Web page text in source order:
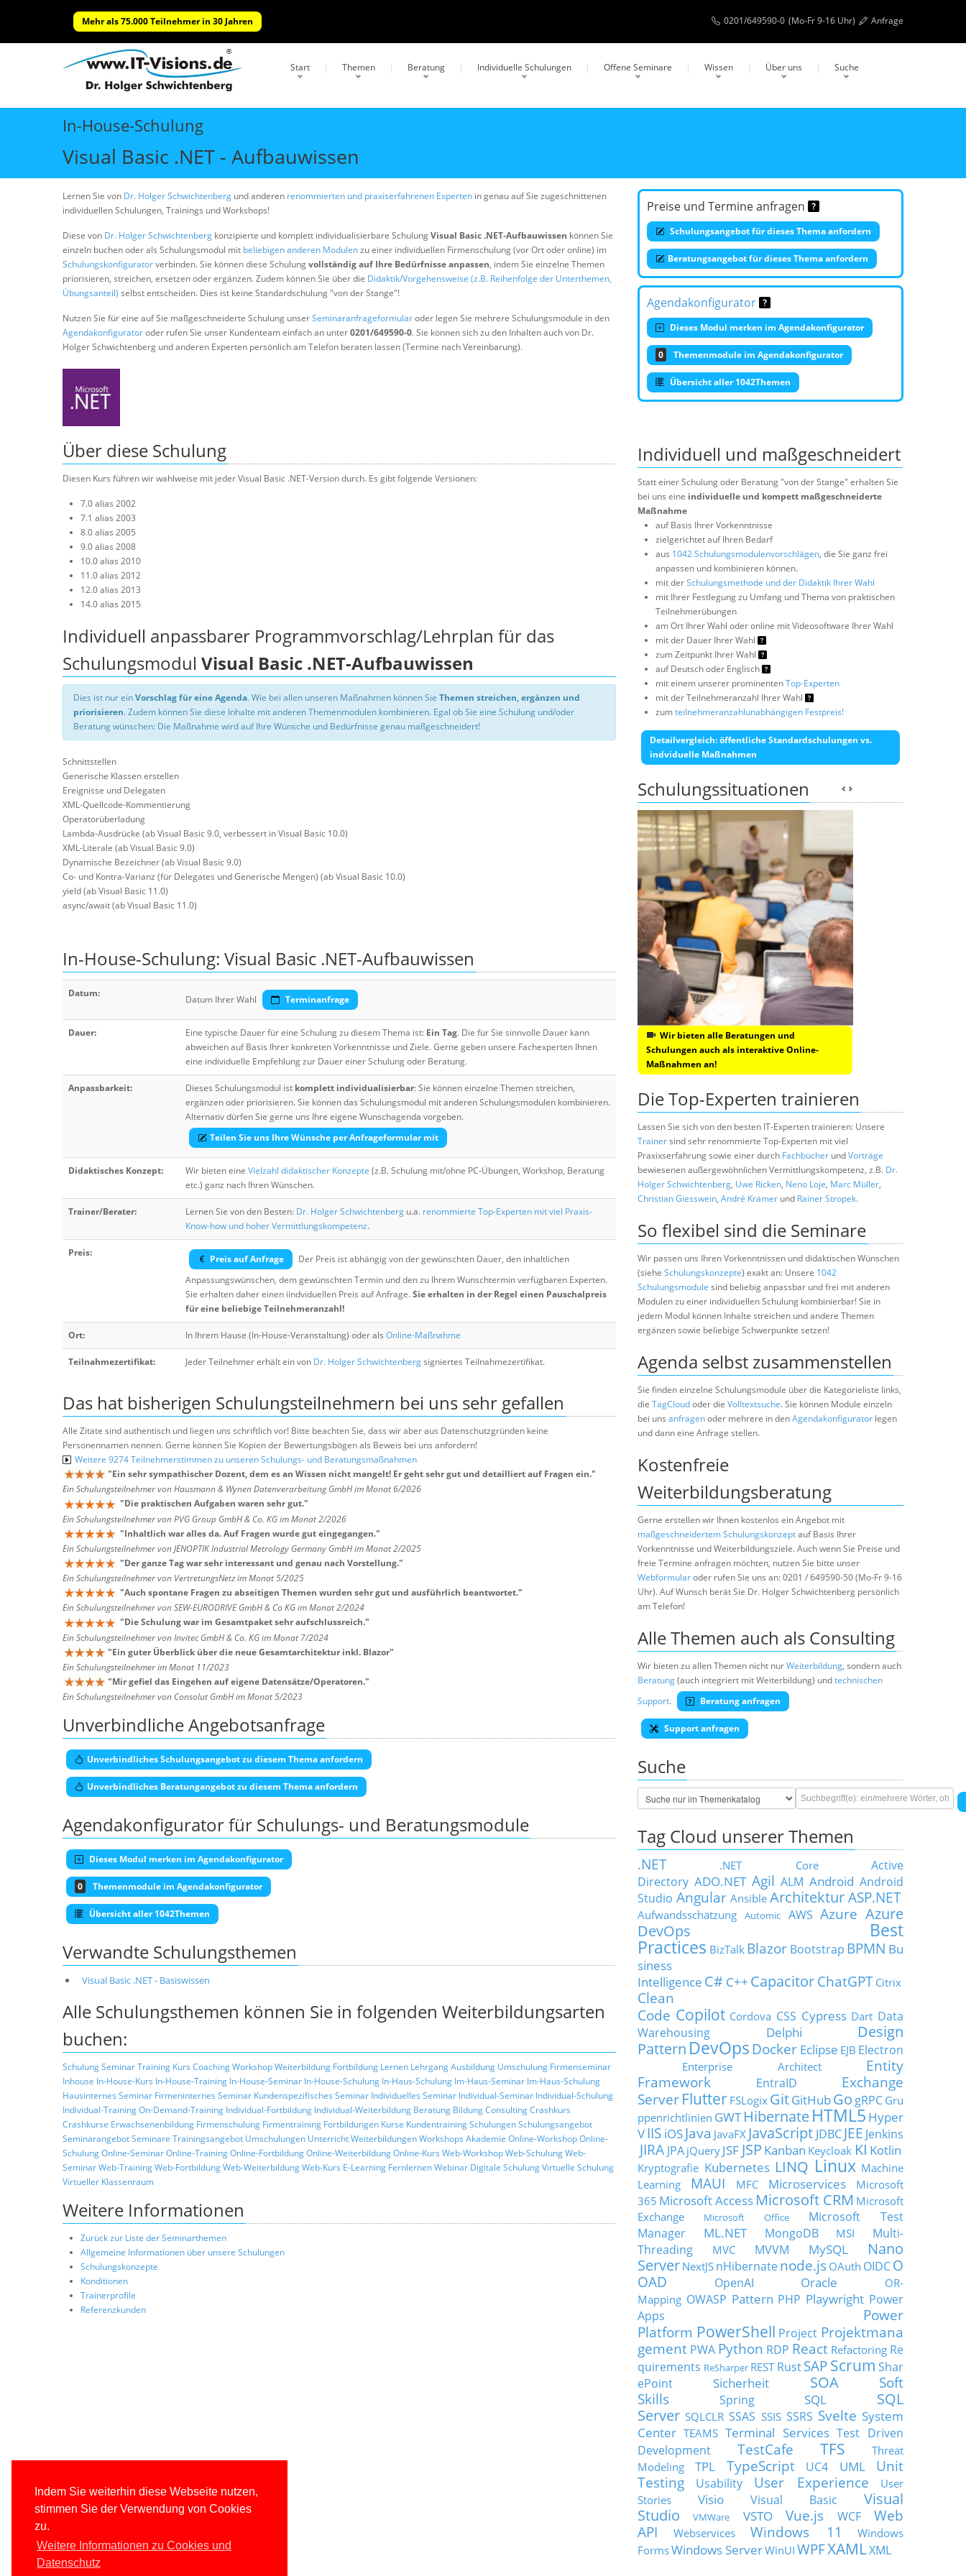
Indem Sie weiterhin diese Webseite nutzen,
stimmen Sie der Verwendung von Cookies
zu.
Weitere Informationen zu Cookies und
Datenschutz
Mehr als 75.000 Teilnehmer in 30 Jahren 0201/649590-0 (Mo-Fr 9-16 Uhr) Anfrage
Start Themen Beratung Individuelle Schulungen Offene Seminare Wissen Über uns Suche
In-House-Schulung
Visual Basic .NET - Aufbauwissen
Lernen Sie von Dr. Holger Schwichtenberg und anderen renommierten und praxiserfahrenen Experten in genau auf Sie zugeschnittenen
individuellen Schulungen, Trainings und Workshops!
Diese von Dr. Holger Schwichtenberg konzipierte und komplett individualisierbare SchulungVisual Basic .NET-Aufbauwissen können Sie
einzeln buchen oder als Schulungsmodul mit beliebigen anderen Modulenzu einer individuellen Firmenschulung (vor Ort oder online) im
Schulungskonfiguratorverbinden. Sie können diese Schulungvollständig auf Ihre Bedürfnisse anpassen, indem Sie einzelne Themen
priorisieren, streichen, ersetzen oder ergänzen. Zudem können Sie über die Didaktik/Vorgehensweise (z.B. Reihenfolge der Unterthemen,
Übungsanteil) selbst entscheiden. Dies ist keine Standardschulung "von der Stange"!
Nutzen Sie für eine auf Sie maßgeschneiderte Schulung unserSeminaranfrageformularoder legen Sie mehrere Schulungsmodule in den
Agendakonfiguratoroder rufen Sie unser Kundenteam einfach an unter0201/649590-0. Sie können sich zu den Inhalten auch von Dr.
Holger Schwichtenberg und anderen Experten persönlich am Telefon beraten lassen (Termine nach Vereinbarung).
Preise und Termine anfragen
Schulungsangebot für dieses Thema anfordern
Beratungsangebot für dieses Thema anfordern
Agendakonfigurator
Dieses Modul merken im Agendakonfigurator
0 Themenmodule im Agendakonfigurator
Übersicht aller 1042Themen
Über diese Schulung
Diesen Kurs führen wir wahlweise mit jeder Visual Basic .NET-Version durch. Es gibt folgende Versionen:
7.0 alias 2002
7.1 alias 2003
8.0 alias 2005
9.0 alias 2008
10.0 alias 2010
11.0 alias 2012
12.0 alias 2013
14.0 alias 2015
Individuell anpassbarer Programmvorschlag/Lehrplan für das
Schulungsmodul Visual Basic .NET-Aufbauwissen
Dies ist nur einVorschlag für eine Agenda. Wie bei allen unseren Maßnahmen können Sie Themen streichen, ergänzen und
priorisieren. Zudem können Sie diese Inhalte mit anderen Themenmodulen kombinieren. Egal ob Sie eine Schulung und/oder
Beratung wünschen: Die Maßnahme wird auf Ihre Wünsche und Bedürfnisse genau maßgeschneidert!
Schnittstellen
Generische Klassen erstellen
Ereignisse und Delegaten
XML-Quellcode-Kommentierung
Operatorüberladung
Lambda-Ausdrücke (ab Visual Basic 9.0, verbessert in Visual Basic 10.0)
XML-Literale (ab Visual Basic 9.0)
Dynamische Bezeichner (ab Visual Basic 9.0)
Co- und Kontra-Varianz (für Delegates und Generische Mengen) (ab Visual Basic 10.0)
yield (ab Visual Basic 11.0)
async/await (ab Visual Basic 11.0)
In-House-Schulung: Visual Basic .NET-Aufbauwissen
Datum:
Datum Ihrer Wahl Terminanfrage
Dauer: Eine typische Dauer für eine Schulung zu diesem Thema ist: Ein Tag. Die für Sie sinnvolle Dauer kann
abweichen auf Basis Ihrer konkreten Vorkenntnisse und Ziele. Gerne geben unsere Fachexperten Ihnen
eine individuelle Empfehlung zur Dauer einer Schulung oder Beratung.
Anpassbarkeit: Dieses Schulungsmodul ist komplett individualisierbar: Sie können einzelne Themen streichen,
ergänzen oder priorisieren. Sie können das Schulungsmodul mit anderen Schulungsmodulen kombinieren.
Alternativ dürfen Sie gerne uns Ihre eigene Wunschagenda vorgeben.
Teilen Sie uns Ihre Wünsche per Anfrageformular mit
Didaktisches Konzept: Wir bieten eine Vielzahl didaktischer Konzepte (z.B. Schulung mit/ohne PC-Übungen, Workshop, Beratung
etc.) ganz nach Ihren Wünschen.
Trainer/Berater: Lernen Sie von den Besten: Dr. Holger Schwichtenberg u.a. renommierte Top-Experten mit viel Praxis-
Know-how und hoher Vermittlungskompetenz.
Preis:
Preis auf Anfrage
Der Preis ist abhängig von der gewünschten Dauer, den inhaltlichen
Anpassungswünschen, dem gewünschten Termin und den zu Ihrem Wunschtermin verfügbaren Experten.
Sie erhalten daher einen iindviduellen Preis auf Anfrage.Sie erhalten in der Regel einen Pauschalpreis
für eine beliebige Teilnehmeranzahl!
Ort: In Ihrem Hause (In-House-Veranstaltung) oder als Online-Maßnahme
Teilnahmezertifikat: Jeder Teilnehmer erhält ein von Dr. Holger Schwichtenbergsigniertes Teilnahmezertifikat.
Das hat bisherigen Schulungsteilnehmern bei uns sehr gefallen
Alle Zitate sind authentisch und liegen uns schriftlich vor! Bitte beachten Sie, dass wir aber aus Datenschutzgründen keine
Personennamen nennen. Gerne können Sie Kopien der Bewertungsbögen als Beweis bei uns anfordern!
Weitere 9274 Teilnehmerstimmen zu unseren Schulungs- und Beratungsmaßnahmen
"Ein sehr sympathischer Dozent, dem es an Wissen nicht mangelt! Er geht sehr gut und detailliert auf Fragen ein."
Ein Schulungsteilnehmer von Hausmann & Wynen Datenverarbeitung GmbH im Monat 6/2026
"Die praktischen Aufgaben waren sehr gut."
Ein Schulungsteilnehmer von PVG Group GmbH & Co. KG im Monat 2/2026
"Inhaltlich war alles da. Auf Fragen wurde gut eingegangen."
Ein Schulungsteilnehmer von JENOPTIK Industrial Metrology Germany GmbH im Monat 2/2025
"Der ganze Tag war sehr interessant und genau nach Vorstellung."
Ein Schulungsteilnehmer von VertretungsNetz im Monat 5/2025
"Auch spontane Fragen zu abseitigen Themen wurden sehr gut und ausführlich beantwortet."
Ein Schulungsteilnehmer von SEW-EURODRIVE GmbH & Co KG im Monat 2/2024
"Die Schulung war im Gesamtpaket sehr aufschlussreich."
Ein Schulungsteilnehmer von Invitec GmbH & Co. KG im Monat 7/2024
"Ein guter Überblick über die neue Gesamtarchitektur inkl. Blazor"
Ein Schulungsteilnehmer im Monat 11/2023
"Mir gefiel das Eingehen auf eigene Datensätze/Operatoren."
Ein Schulungsteilnehmer von Consolut GmbH im Monat 5/2023
Unverbindliche Angebotsanfrage
Unverbindliches Schulungsangebot zu diesem Thema anfordern
Unverbindliches Beratungangebot zu diesem Thema anfordern
Agendakonfigurator für Schulungs- und Beratungsmodule
Dieses Modul merken im Agendakonfigurator
0 Themenmodule im Agendakonfigurator
Übersicht aller 1042Themen
Verwandte Schulungsthemen
Visual Basic .NET - Basiswissen
Alle Schulungsthemen können Sie in folgenden Weiterbildungsarten
buchen:
SchulungSeminarTraining Kurs CoachingWorkshopWeiterbildung Fortbildung Lernen LehrgangAusbildung Umschulung Firmenseminar
Inhouse In-House-Kurs In-House-Training In-House-Seminar In-House-Schulung In-Haus-Schulung Im-Haus-Seminar Im-Haus-Schulung
Hausinternes Seminar Firmeninternes Seminar Kundenspezifisches Seminar Individuelles Seminar Individual-Seminar Individual-Schulung
Individual-TrainingOn-Demand-Training Individual-Fortbildung Individual-Weiterbildung Beratung BildungConsultingCrashkurs
Crashkurse Erwachsenenbildung Firmenschulung Firmentraining Fortbildungen Kurse KundentrainingSchulungenSchulungsangebot
SeminarangebotSeminare Trainingsangebot Umschulungen UnterrichtWeiterbildungenWorkshops Akademie Online-WorkshopOnline-
SchulungOnline-SeminarOnline-TrainingOnline-FortbildungOnline-WeiterbildungOnline-Kurs Web-WorkshopWeb-SchulungWeb-
SeminarWeb-TrainingWeb-FortbildungWeb-WeiterbildungWeb-Kurs E-Learning FernlernenWebinar Digitale SchulungVirtuelle Schulung
Virtueller Klassenraum
Weitere Informationen
Zurück zur Liste der Seminarthemen
Allgemeine Informationen über unsere Schulungen
Schulungskonzepte
Konditionen
Trainerprofile
Referenzkunden
Individuell und maßgeschneidert
Statt einer Schulung oder Beratung "von der Stange" erhalten Sie
bei uns eine individuelle und kompett maßgeschneiderte
Maßnahme
auf Basis Ihrer Vorkenntnisse
zielgerichtet auf Ihren Bedarf
aus 1042 Schulungsmodulenvorschlägen, die Sie ganz frei
anpassen und kombinieren können.
mit derSchulungsmethode und der Didaktik Ihrer Wahl
mit Ihrer Festlegung zu Umfang und Thema von praktischen
Teilnehmerübungen
am Ort Ihrer Wahl oder online mit Videosoftware Ihrer Wahl
mit der Dauer Ihrer Wahl
zum Zeitpunkt Ihrer Wahl
auf Deutsch oder Englisch
mit einem unserer prominentenTop-Experten
mit der Teilnehmeranzahl Ihrer Wahl
zumteilnehmeranzahlunabhängigen Festpreis!
Detailvergleich: öffentliche Standardschulungen vs.
indviduelle Maßnahmen
Schulungssituationen
Wir bieten alle Beratungen und
Schulungen auch als interaktive Online-
Maßnahmen an!
Die Top-Experten trainieren
Lassen Sie sich von den besten IT-Experten trainieren: Unsere
Trainersind sehr renommierte Top-Experten mit viel
Praxixserfahrung sowie einer durch Fachbücher undVorträge
bewiesenen außergewöhnlichen Vermittlungskompetenz, z.B. Dr.
Holger Schwichtenberg, Uwe Ricken, Neno Loje, Marc Müller,
Christian Giesswein, André Krämer und Rainer Stropek.
So flexibel sind die Seminare
Wir passen uns Ihren Vorkenntnissen und didaktischen Wünschen
(siehe Schulungskonzepte) exakt an: Unsere 1042
Schulungsmodule sind beliebig anpassbar und frei mit anderen
Modulen zu einer individuellen Schulung kombinierbar! Sie in
jedem Modul können Inhalte streichen und andere Themen
ergänzen sowie beliebige Schwerpunkte setzen!
Agenda selbst zusammenstellen
Sie finden einzelne Schulungsmodule über die Kategorieliste links,
die TagCloudoder die Volltextsuche. Sie können Module einzeln
bei uns anfragenoder mehrere in denAgendakonfigurator legen
und dann eine Anfrage stellen.
Kostenfreie
Weiterbildungsberatung
Gerne erstellen wir Ihnen kostenlos ein Angebot mit
maßgeschneidertem Schulungskonzeptauf Basis Ihrer
Vorkenntnisse und Weiterbildungsziele. Auch wenn Sie Preise und
freie Termine anfragen möchten, nutzen Sie bitte unser
Webformularoder rufen Sie uns an: 0201 / 649590-50 (Mo-Fr 9-16
Uhr). Auf Wunsch berät Sie Dr. Holger Schwichtenberg persönlich
am Telefon!
Alle Themen auch als Consulting
Wir bieten zu allen Themen nicht nurWeiterbildung, sondern auch
Beratung(auch integriert mit Weiterbildung) undtechnischen
Support. Beratung anfragen
Support anfragen
Suche
Tag Cloud unserer Themen
.NET .NET Core
Active
Directory ADO.NET Agil ALM Android Android
Studio Angular Ansible Architektur ASP.NET
Aufwandsschätzung Automic AWS Azure Azure
DevOps
Best
Practices BizTalk Blazor Bootstrap BPMN Bu
siness
Intelligence C# C++ Capacitor ChatGPT Citrix
Clean
Code Copilot Cordova CSS Cypress Dart Data
Warehousing
Delphi
Design
Pattern DevOps Docker Eclipse EJB Electron
Enterprise Architect
Entity
Framework
EntraID
Exchange
Server Flutter FSLogix GitGitHubGo gRPC Gru
ppenrichtlinien GWT HibernateHTML5 Hyper
VIIS iOSJava JavaFX JavaScript JDBC JEE Jenkins
JIRA JPA jQuery JSF JSP Kanban Keycloak KI Kotlin
Kryptografie Kubernetes LINQ Linux Machine
Learning
MAUI MFC Microservices
Microsoft
365 Microsoft Access Microsoft CRM Microsoft
Exchange
Microsoft Office
Microsoft Test
Manager
ML.NET MongoDB MSI
Multi-
Threading
MVC MVVM MySQL
Nano
Server NextJS nHibernatenode.js OAuth OIDCO
OAD
OpenAI Oracle
OR-
Mapping OWASP Pattern PHP Playwright Power
Apps
Power
Platform PowerShell Project Projektmana
gement PWA Python RDP React Refactoring Re
quirements ReSharper REST Rust SAP Scrum Shar
ePoint
Sicherheit SOA
Soft
Skills
Spring SQL
SQL
Server SQLCLR SSAS SSIS SSRS Svelte System
Center TEAMS Terminal Services Test Driven
Development
TestCafe TFS
Threat
Modeling
TPL TypeScript UC4 UML
Unit
Testing
Usability User Experience
User
Stories
Visio Visual Basic
Visual
Studio
VMWare VSTO Vue.js WCF
Web
API
Webservices Windows 11
Windows
FormsWindows ServerWinUI WPFXAMLXML